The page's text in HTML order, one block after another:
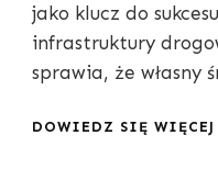
jako klucz do
infrastruktury
sprawia, że własny
DOWIEDZ SIĘ WIĘCEJ